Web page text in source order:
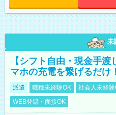
未
【シフト自由・現金手
マホの充電を繋げるだけ！
派遣 職種未経験OK 社会人未経験
WEB登録・面接OK